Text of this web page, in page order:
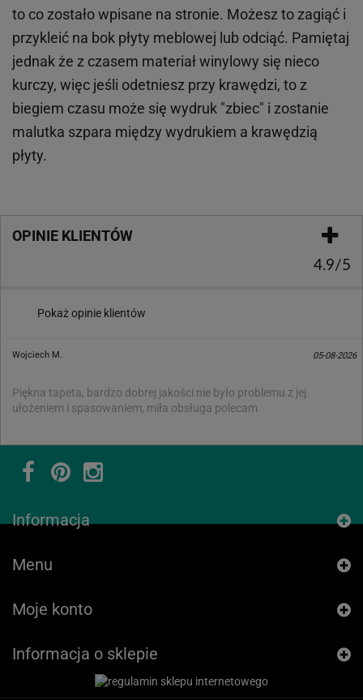
to co zostało wpisane na stronie. Możesz to zagiąć i
przykleić na bok płyty meblowej lub odciąć. Pamiętaj
jednak że z czasem materiał winylowy się nieco
kurczy, więc jeśli odetniesz przy krawędzi, to z
biegiem czasu może się wydruk "zbiec" i zostanie
malutka szpara między wydrukiem a krawędzią
płyty.
OPINIE KLIENTÓW
4.9/5
Pokaż opinie klientów
Wojciech M. 05-08-2026
Piękna tapeta, bardzo dobrej jakości nie było problemu z jej
ułożeniem i spasowaniem, miła obsługa polecam
Informacja
Menu
Moje konto
Informacja o sklepie